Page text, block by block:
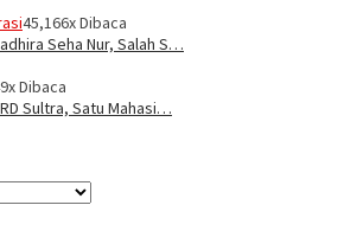
45,166x Dibaca
Seha Nur, Salah S…
Dibaca
Sultra, Satu Mahasi…